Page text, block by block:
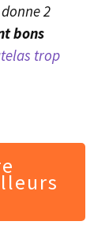
2
bons
trop